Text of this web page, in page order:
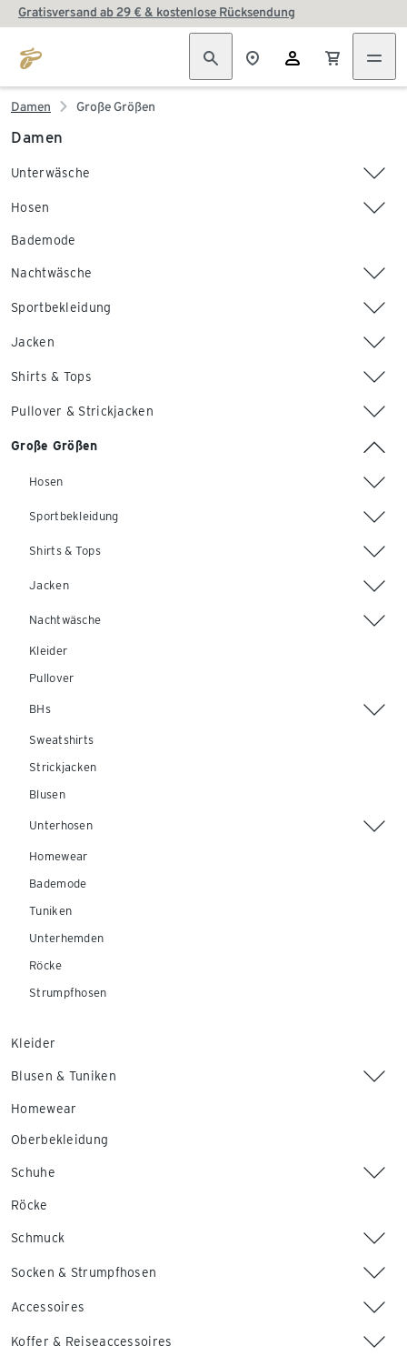
Gratisversand ab 29 € & kostenlose Rücksendung
Damen Große Größen
Damen
Unterwäsche
Hosen
Bademode
Nachtwäsche
Sportbekleidung
Jacken
Shirts & Tops
Pullover & Strickjacken
Große Größen
Hosen
Sportbekleidung
Shirts & Tops
Jacken
Nachtwäsche
Kleider
Pullover
BHs
Sweatshirts
Strickjacken
Blusen
Unterhosen
Homewear
Bademode
Tuniken
Unterhemden
Röcke
Strumpfhosen
Kleider
Blusen & Tuniken
Homewear
Oberbekleidung
Schuhe
Röcke
Schmuck
Socken & Strumpfhosen
Accessoires
Koffer & Reiseaccessoires